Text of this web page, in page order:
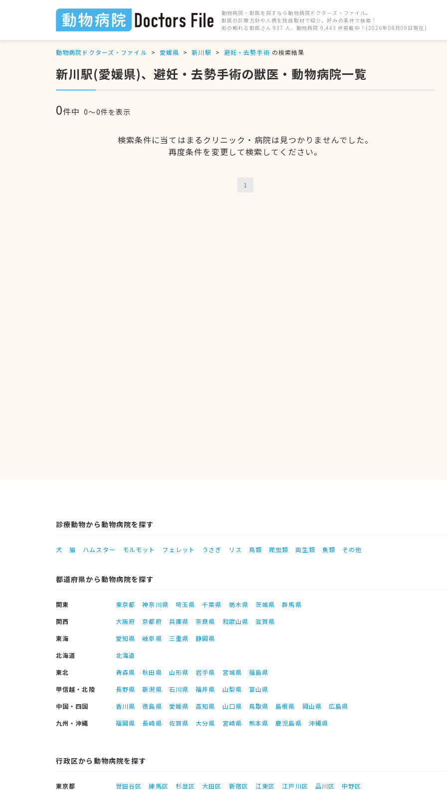
動物病院・獣医を探すなら動物病院ドクターズ・ファイル。
獣医の診療方針や人柄を独自取材で紹介。好みの条件で検索！
街の頼れる獣医さん 937 人、動物病院 9,443 件掲載中！(2026年08月09日現在)
動物病院ドクターズ・ファイル 愛媛県 新川駅 避妊・去勢手術 の検索結果
新川駅(愛媛県)、避妊・去勢手術の獣医・動物病院一覧
0件中 0〜0件を表示
検索条件に当てはまるクリニック・病院は見つかりませんでした。
再度条件を変更して検索してください。
1
診療動物から動物病院を探す
犬 猫 ハムスター モルモット フェレット うさぎ リス 鳥類 爬虫類 両生類 魚類 その他
都道府県から動物病院を探す
関東 東京都 神奈川県 埼玉県 千葉県 栃木県 茨城県
群馬県
関西
大阪府 京都府 兵庫県 奈良県 和歌山県
滋賀県
東海
愛知県 岐阜県 三重県
静岡県
北海道
北海道
東北
青森県 秋田県 山形県 岩手県 宮城県
福島県
甲信越・北陸
長野県 新潟県 石川県 福井県 山梨県
富山県
中国・四国
香川県 徳島県 愛媛県 高知県 山口県 鳥取県 島根県 岡山県
広島県
九州・沖縄
福岡県 長崎県 佐賀県 大分県 宮崎県 熊本県 鹿児島県 沖縄県
行政区から動物病院を探す
東京都 世田谷区 練馬区 杉並区 大田区 新宿区 江東区 江戸川区 品川区
中野区